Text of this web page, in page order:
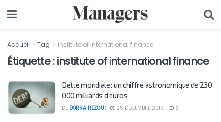
Accueil Tag institute of international finance
Étiquette :institute of international finance
Dette mondiale : un chiffre astronomique de 230
000 milliards d’euros
DE DORRA REZGUI 25 DÉCEMBRE 2019 0